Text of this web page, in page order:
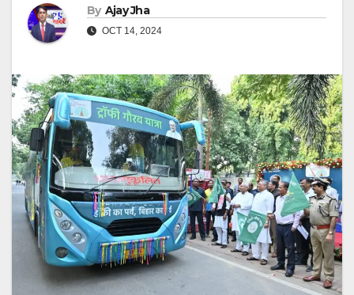
By Ajay Jha
OCT 14, 2024